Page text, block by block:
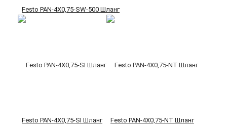
Festo PAN-4X0,75-SW-500 Шланг
Festo PAN-4X0,75-SI Шланг Festo PAN-4X0,75-NT Шланг